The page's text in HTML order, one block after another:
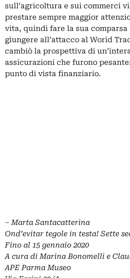
sull’agricoltura e sui commerci
prestare sempre maggior
vita, quindi fare la sua comparsa
giungere all’attacco al Worid
cambiò la prospettiva di
assicurazioni che furono
punto di vista finanziario.
– Marta Santacatterina
Ond’evitar tegole in testa! Sette
Fino al 15 gennaio 2020
A cura di Marina Bonomelli e
APE Parma Museo